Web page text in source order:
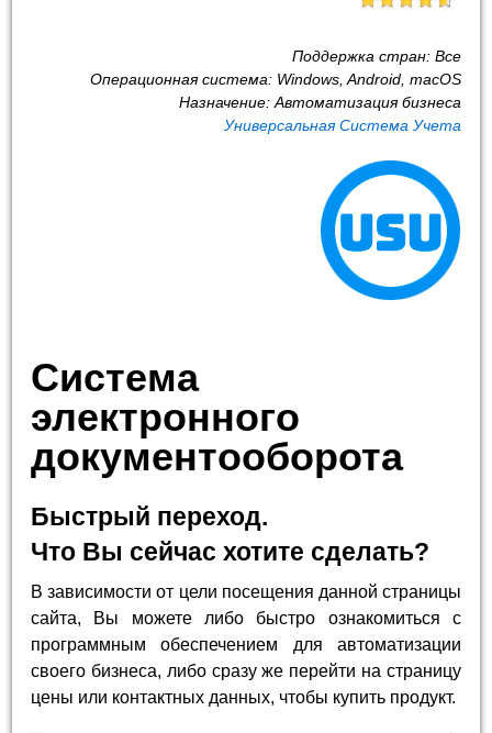
Поддержка стран: Все
Операционная система: Windows, Android, macOS
Назначение: Автоматизация бизнеса
Универсальная Система Учета
Система
электронного
документооборота
Быстрый переход.
Что Вы сейчас хотите сделать?
В зависимости от цели посещения данной страницы
сайта, Вы можете либо быстро ознакомиться с
программным обеспечением для автоматизации
своего бизнеса, либо сразу же перейти на страницу
цены или контактных данных, чтобы купить продукт.